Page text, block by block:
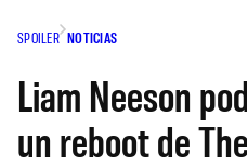
SPOILER NOTICIAS
Liam Neeson
un reboot de